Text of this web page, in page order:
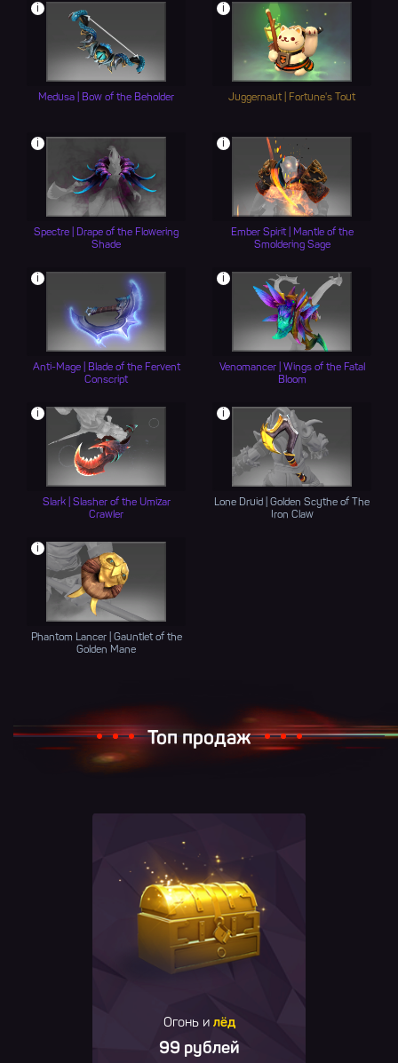
i
Medusa | Bow of the Beholder
i
Juggernaut | Fortune's Tout
i
Spectre | Drape of the Flowering
Shade
i
Ember Spirit | Mantle of the
Smoldering Sage
i
Anti-Mage | Blade of the Fervent
Conscript
i
Venomancer | Wings of the Fatal
Bloom
i
Slark | Slasher of the Umizar
Crawler
i
Lone Druid | Golden Scythe of The
Iron Claw
i
Phantom Lancer | Gauntlet of the
Golden Mane
Топ продаж
Огонь и лёд
99 рублей